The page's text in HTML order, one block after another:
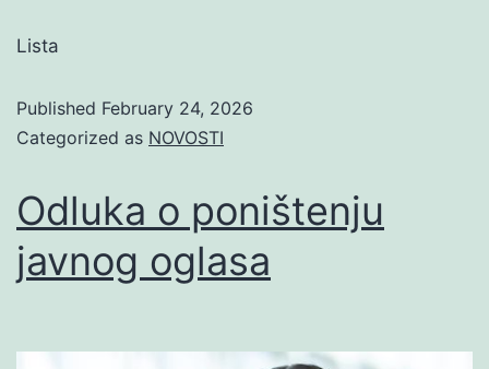
Lista
Published February 24, 2026
Categorized as NOVOSTI
Odluka o poništenju
javnog oglasa